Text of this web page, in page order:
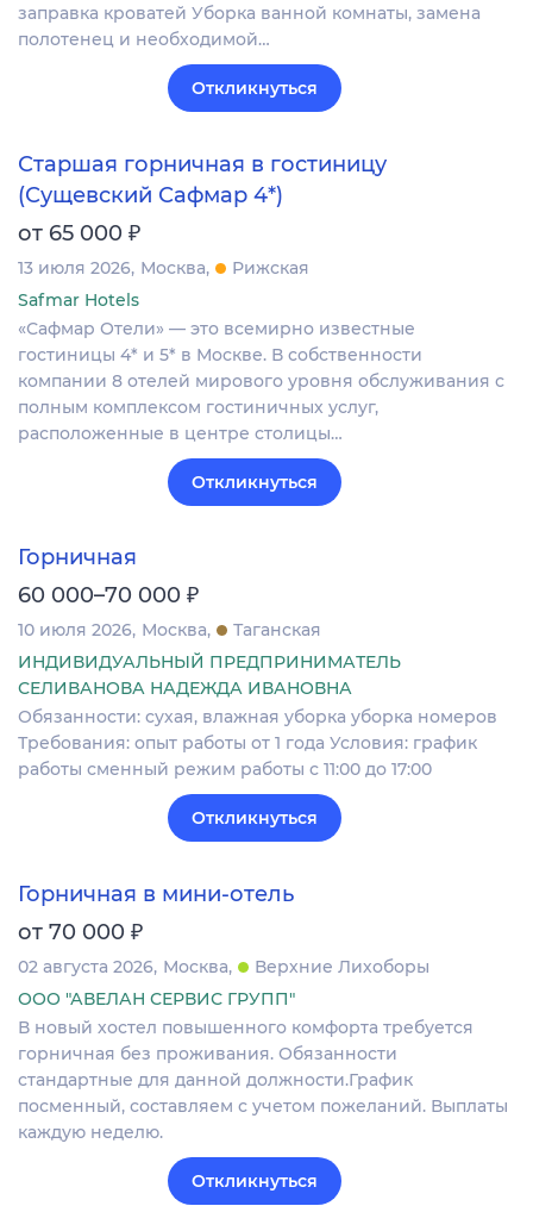
заправка кроватей Уборка ванной комнаты, замена
полотенец и необходимой…
Откликнуться
Старшая горничная в гостиницу
(Сущевский Сафмар 4*)
от 65 000 ₽
13 июля 2026 Москва
Рижская
Safmar Hotels
«Сафмар Отели» — это всемирно известные
гостиницы 4* и 5* в Москве. В собственности
компании 8 отелей мирового уровня обслуживания с
полным комплексом гостиничных услуг,
расположенные в центре столицы…
Откликнуться
Горничная
60 000–70 000 ₽
10 июля 2026 Москва
Таганская
ИНДИВИДУАЛЬНЫЙ ПРЕДПРИНИМАТЕЛЬ
СЕЛИВАНОВА НАДЕЖДА ИВАНОВНА
Обязанности: сухая, влажная уборка уборка номеров
Требования: опыт работы от 1 года Условия: график
работы сменный режим работы с 11:00 до 17:00
Откликнуться
Горничная в мини-отель
от 70 000 ₽
02 августа 2026 Москва
Верхние Лихоборы
ООО "АВЕЛАН СЕРВИС ГРУПП"
В новый хостел повышенного комфорта требуется
горничная без проживания. Обязанности
стандартные для данной должности.График
посменный, составляем с учетом пожеланий. Выплаты
каждую неделю.
Откликнуться